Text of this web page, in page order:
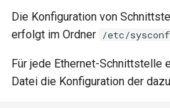
Die Konfiguration von
erfolgt im Ordner /etc/
Für jede Ethernet-Schnittstelle
Datei die Konfiguration der